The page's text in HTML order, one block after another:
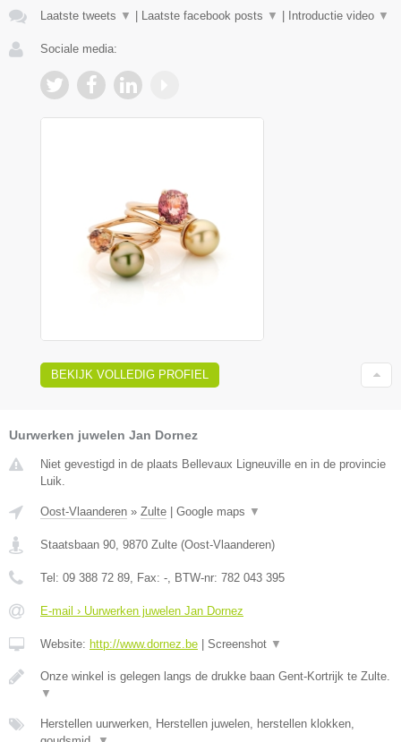
Laatste tweets ▼ Laatste facebook posts ▼ Introductie video ▼
Sociale media:
BEKIJK VOLLEDIG PROFIEL
Uurwerken juwelen Jan Dornez
Niet gevestigd in de plaats Bellevaux Ligneuville en in de provincie
Luik.
Oost-Vlaanderen » Zulte Google maps ▼
Staatsbaan 90, 9870 Zulte (Oost-Vlaanderen)
Tel: 09 388 72 89, Fax: -, BTW-nr: 782 043 395
E-mail › Uurwerken juwelen Jan Dornez
Website: http://www.dornez.be Screenshot ▼
Onze winkel is gelegen langs de drukke baan Gent-Kortrijk te Zulte.
▼
Herstellen uurwerken, Herstellen juwelen, herstellen klokken,